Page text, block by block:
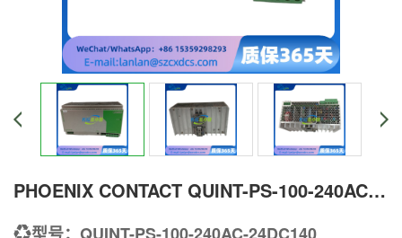
PHOENIX CONTACT QUINT-PS-100-240AC-24DC140 为设备提供稳定的直流电源模块
♻️